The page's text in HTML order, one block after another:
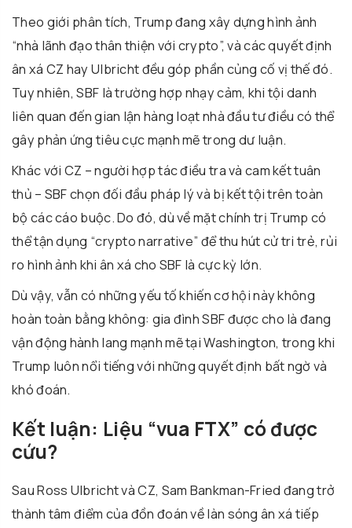
Theo giới phân tích, Trump đang xây dựng hình ảnh
“nhà lãnh đạo thân thiện với crypto”, và các quyết định
ân xá CZ hay Ulbricht đều góp phần củng cố vị thế đó.
Tuy nhiên, SBF là trường hợp nhạy cảm, khi tội danh
liên quan đến gian lận hàng loạt nhà đầu tư điều có thể
gây phản ứng tiêu cực mạnh mẽ trong dư luận.
Khác với CZ – người hợp tác điều tra và cam kết tuân
thủ – SBF chọn đối đầu pháp lý và bị kết tội trên toàn
bộ các cáo buộc. Do đó, dù về mặt chính trị Trump có
thể tận dụng “crypto narrative” để thu hút cử tri trẻ, rủi
ro hình ảnh khi ân xá cho SBF là cực kỳ lớn.
Dù vậy, vẫn có những yếu tố khiến cơ hội này không
hoàn toàn bằng không: gia đình SBF được cho là đang
vận động hành lang mạnh mẽ tại Washington, trong khi
Trump luôn nổi tiếng với những quyết định bất ngờ và
khó đoán.
Kết luận: Liệu “vua FTX” có được
cứu?
Sau Ross Ulbricht và CZ, Sam Bankman-Fried đang trở
thành tâm điểm của đồn đoán về làn sóng ân xá tiếp